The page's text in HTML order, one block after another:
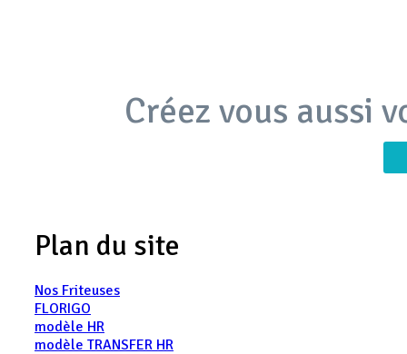
Créez vous aussi
Plan du site
Nos Friteuses
FLORIGO
modèle HR
modèle TRANSFER HR